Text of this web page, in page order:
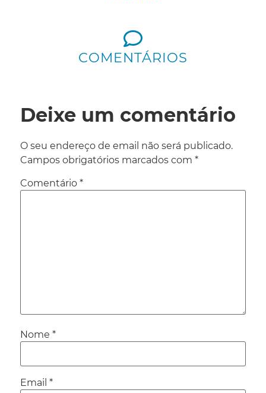
COMENTÁRIOS
Deixe um comentário
O seu endereço de email não será publicado.
Campos obrigatórios marcados com *
Comentário *
Nome *
Email *